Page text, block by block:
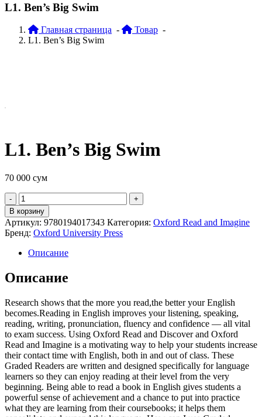
L1. Ben’s Big Swim
Главная страница - Товар -
L1. Ben’s Big Swim
L1. Ben’s Big Swim
70 000 сум
Quantity
В корзину
Артикул: 9780194017343 Категория: Oxford Read and Imagine
Бренд: Oxford University Press
Описание
Описание
Research shows that the more you read,the better your English
becomes.Reading in English improves your listening, speaking,
reading, writing, pronunciation, fluency and confidence — all vital
to exam success. Using Oxford Read and Discover and Oxford
Read and Imagine is a motivating way to help your students increase
their contact time with English, both in and out of class. These
Graded Readers are written and designed specifically for language
learners so they can enjoy reading at their level from the very
beginning. Being able to read a book in English gives students a
powerful sense of achievement and a chance to put into practice
what they are learning from their coursebooks; it helps them